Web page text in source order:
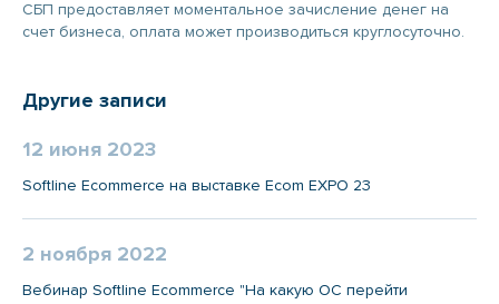
СБП предоставляет моментальное зачисление денег на
счет бизнеса, оплата может производиться круглосуточно.
Другие записи
12 июня 2023
Softline Ecommerce на выставке Ecom EXPO 23
2 ноября 2022
Вебинар Softline Ecommerce "На какую ОС перейти